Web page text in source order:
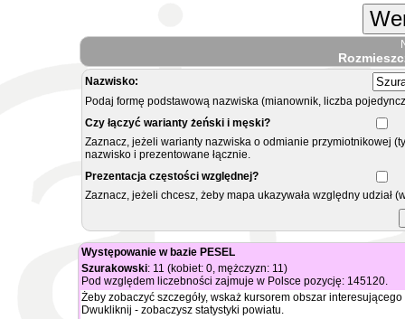
Nazwisko:
Podaj formę podstawową nazwiska (mianownik, liczba
Czy łączyć warianty żeński i męski?
Zaznacz, jeżeli warianty nazwiska o odmianie przymiotnikowej
nazwisko i prezentowane łącznie.
Prezentacja częstości względnej?
Zaznacz, jeżeli chcesz, żeby mapa ukazywała względny
Występowanie w bazie PESEL
Szurakowski: 11 (kobiet: 0, mężczyzn: 11)
Pod względem liczebności zajmuje w Polsce pozycję: 145120.
Żeby zobaczyć szczegóły, wskaż kursorem obszar
Dwukliknij - zobaczysz statystyki powiatu.